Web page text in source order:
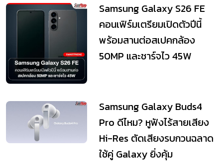
Samsung Galaxy S26 FE
คอนเฟิร์มเตรียมเปิดตัวปีนี้
พร้อมสานต่อสเปคกล้อง
50MP และชาร์จไว 45W
Samsung Galaxy Buds4
Pro ดีไหม? หูฟังไร้สายเสียง
Hi-Res ตัดเสียงรบกวนฉลาด
ใช้คู่ Galaxy ยิ่งคุ้ม